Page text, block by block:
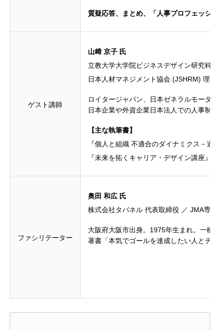
質疑応答、まとめ、「人事プロフェッシ
ゲスト講師
山﨑 京子 氏
立教大学大学院ビジネスデザイン研究科
日本人材マネジメント協会 (JSHRM) 理事
ロイタージャパン、日本ゼネラルモータ
日本企業や外資企業日本法人での人事制
【主な執筆書】
『個人と組織 不適合のダイナミクス－適
『未来を拓くキャリア・デザイン講座』
ファシリテーター
奥田 和広 氏
株式会社タバネル 代表取締役 ／ JMA専任
大阪府大阪市出身。1975年生まれ。一橋
著書「本気でゴールを達成したい人とチ